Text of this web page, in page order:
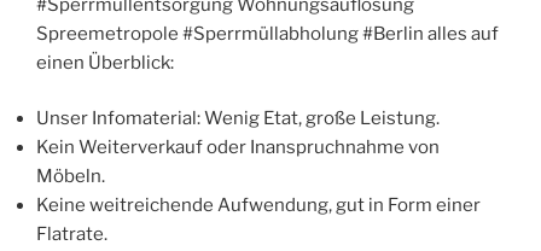
Spreemetropole #Sperrmüllabholung #Berlin alles auf
einen Überblick:
Unser Infomaterial: Wenig Etat, große Leistung.
Kein Weiterverkauf oder Inanspruchnahme von
Möbeln.
Keine weitreichende Aufwendung, gut in Form einer
Flatrate.